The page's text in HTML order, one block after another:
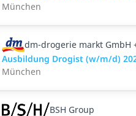
München
dm-drogerie markt GmbH
Ausbildung Drogist (w/m/d)
München
BSH Group